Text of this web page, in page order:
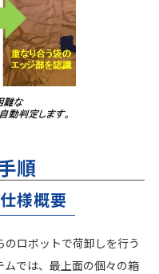
順
様概要
ロボットで荷卸しを行う
では、最上面の個々の箱